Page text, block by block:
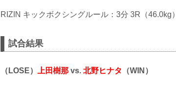
RIZIN キックボクシングルール：3分 3R（46.0kg）
試合結果
（LOSE） 上田樹那 vs. 北野ヒナタ （WIN）